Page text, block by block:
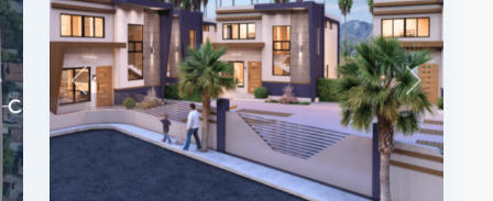
Previous Next